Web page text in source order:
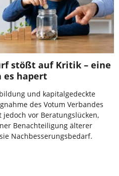
stößt auf Kritik – eine
es hapert
und kapitalgedeckte
des Votum Verbandes
vor Beratungslücken,
Benachteiligung älterer
Nachbesserungsbedarf.